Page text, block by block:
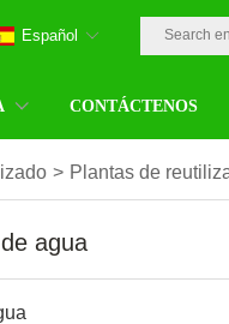
CONTÁCTENOS
Español
> Plantas de
agua